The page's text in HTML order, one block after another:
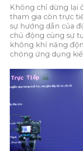
Không chỉ dừng lại
tham gia còn trực
sự hướng dẫn của
chủ động cùng sự
không khí năng
chóng ứng dụng